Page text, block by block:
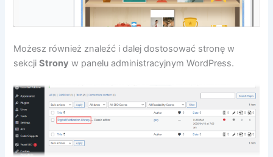
Możesz również znaleźć i dalej dostosować stronę w
sekcjiStrony w panelu administracyjnym WordPress.